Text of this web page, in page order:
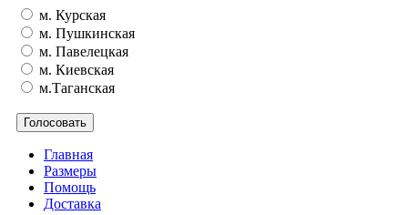
м. Курская
м. Пушкинская
м. Павелецкая
м. Киевская
м.Таганская
Главная
Размеры
Помощь
Доставка